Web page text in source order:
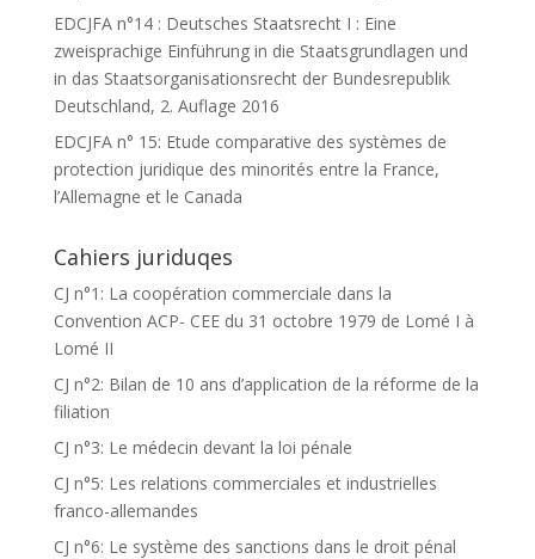
EDCJFA n°14 : Deutsches Staatsrecht I : Eine
zweisprachige Einführung in die Staatsgrundlagen und
in das Staatsorganisationsrecht der Bundesrepublik
Deutschland, 2. Auflage 2016
EDCJFA n° 15: Etude comparative des systèmes de
protection juridique des minorités entre la France,
l’Allemagne et le Canada
Cahiers juriduqes
CJ n°1: La coopération commerciale dans la
Convention ACP- CEE du 31 octobre 1979 de Lomé I à
Lomé II
CJ n°2: Bilan de 10 ans d’application de la réforme de la
filiation
CJ n°3: Le médecin devant la loi pénale
CJ n°5: Les relations commerciales et industrielles
franco-allemandes
CJ n°6: Le système des sanctions dans le droit pénal